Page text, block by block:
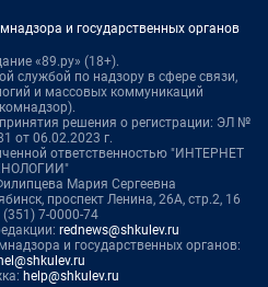
и государственных органов
«89.ру» (18+).
службой по надзору в сфере связи,
и массовых коммуникаций
решения о регистрации: ЭЛ №
от 06.02.2023 г.
ответственностью "ИНТЕРНЕТ
Мария Сергеевна
проспект Ленина, 26А, стр.2, 16
(351) 7-0000-74
rednews@shkulev.ru
и государственных органов:
help@shkulev.ru